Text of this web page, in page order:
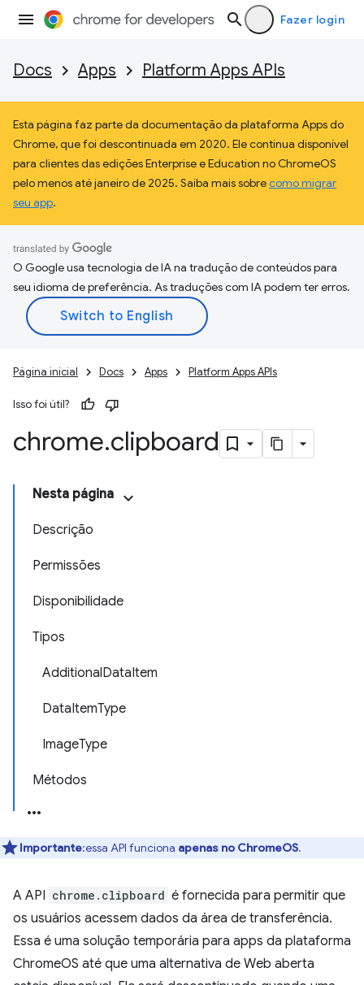
Fazer login
Docs Apps Platform Apps APIs
Esta página faz parte da documentação da plataforma Apps do
Chrome, que foi descontinuada em 2020. Ele continua disponível
para clientes das edições Enterprise e Education no ChromeOS
pelo menos até janeiro de 2025. Saiba mais sobrecomo migrar
seu app.
O Google usa tecnologia de IA na tradução de conteúdos para
seu idioma de preferência. As traduções com IA podem ter erros.
Página inicial Docs Apps Platform Apps APIs
Isso foi útil?
chrome.clipboard
Nesta página
Descrição
Permissões
Disponibilidade
Tipos
AdditionalDataItem
DataItemType
ImageType
Métodos
Importante:essa API funciona apenas no ChromeOS.
A API chrome.clipboard é fornecida para permitir que
os usuários acessem dados da área de transferência.
Essa é uma solução temporária para apps da plataforma
ChromeOS até que uma alternativa de Web aberta